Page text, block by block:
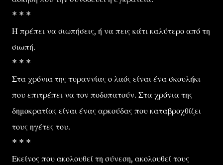
* * *
Ή πρέπει να σιωπήσεις, ή να πεις κάτι καλύτερο από τη
σιωπή.
* * *
Στα χρόνια της τυραννίας ο λαός είναι ένα σκουλήκι
που επιτρέπει να τον ποδοπατούν. Στα χρόνια της
δημοκρατίας είναι ένας αρκούδας που καταβροχθίζει
τους ηγέτες του.
* * *
Εκείνος που ακολουθεί τη σύνεση, ακολουθεί τους